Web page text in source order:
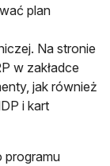
plan
Na stronie
w zakładce
jak również
i kart
programu